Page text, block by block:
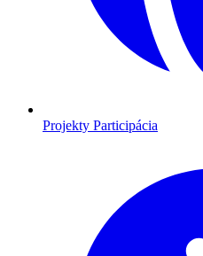
Projekty Participácia